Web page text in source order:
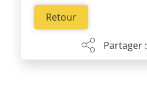
Retour
Partager :